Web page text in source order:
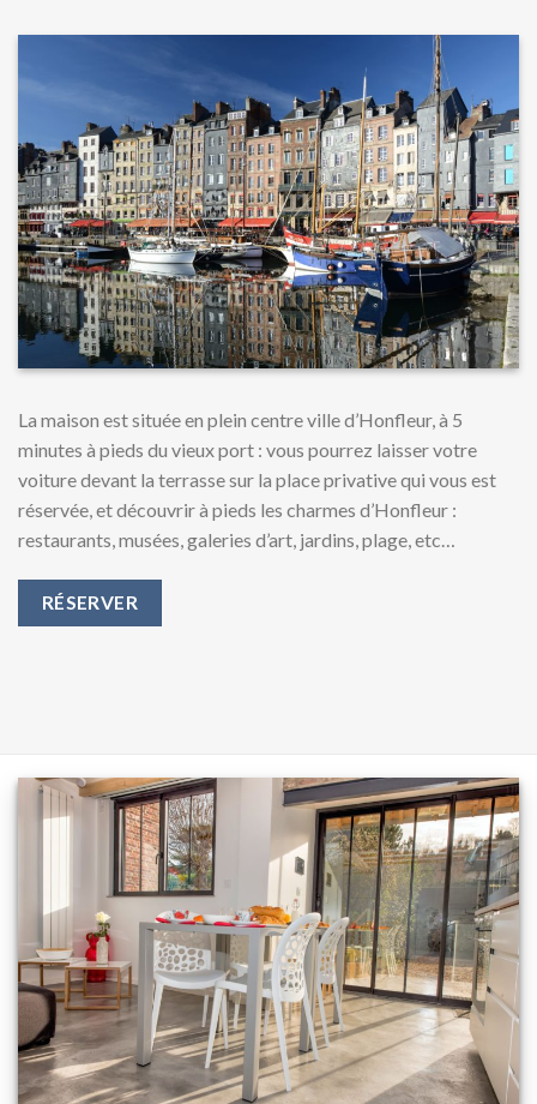
La maison est située en plein centre ville d’Honfleur, à 5
minutes à pieds du vieux port : vous pourrez laisser votre
voiture devant la terrasse sur la place privative qui vous est
réservée, et découvrir à pieds les charmes d’Honfleur :
restaurants, musées, galeries d’art, jardins, plage, etc…
RÉSERVER